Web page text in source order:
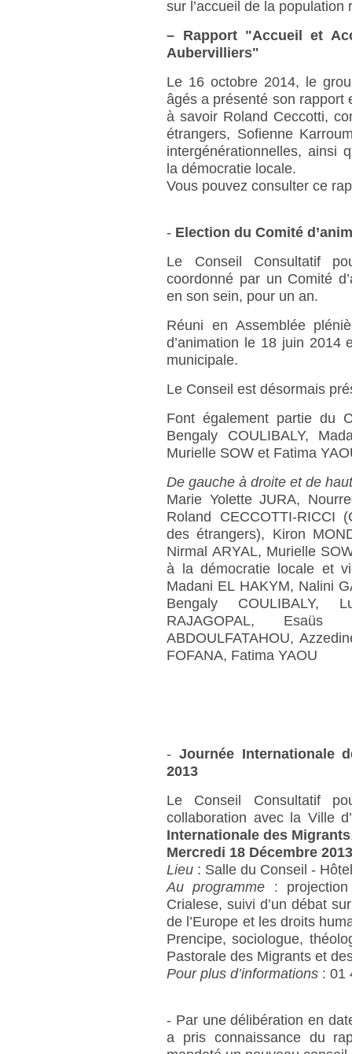
sur l’accueil de la population
– Rapport "Accueil et
Aubervilliers"
Le 16 octobre 2014, le
âgés a présenté son rapport
à savoir Roland Ceccotti,
étrangers, Sofienne
intergénérationnelles, ainsi
la démocratie locale.
Vous pouvez consulter ce
- Election du Comité
Le Conseil Consultatif
coordonné par un Comité
en son sein, pour un an.
Réuni en Assemblée
d’animation le 18 juin 2014
municipale.
Le Conseil est désormais
Font également partie du
Bengaly COULIBALY,
Murielle SOW et Fatima
De gauche à droite et de
Marie Yolette JURA,
Roland CECCOTTI-RICCI
des étrangers), Kiron
Nirmal ARYAL, Murielle
à la démocratie locale et
Madani EL HAKYM, Nalini
Bengaly COULIBALY,
RAJAGOPAL,
ABDOULFATAHOU,
FOFANA, Fatima YAOU
- Journée Internationale
2013
Le Conseil Consultatif
collaboration avec la Ville
Internationale des Migrants
Mercredi 18 Décembre
Lieu : Salle du Conseil -
Au programme :
Crialese, suivi d’un débat
de l’Europe et les droits
Prencipe, sociologue,
Pastorale des Migrants et
Pour plus d’informations : 01
- Par une délibération en
a pris connaissance du